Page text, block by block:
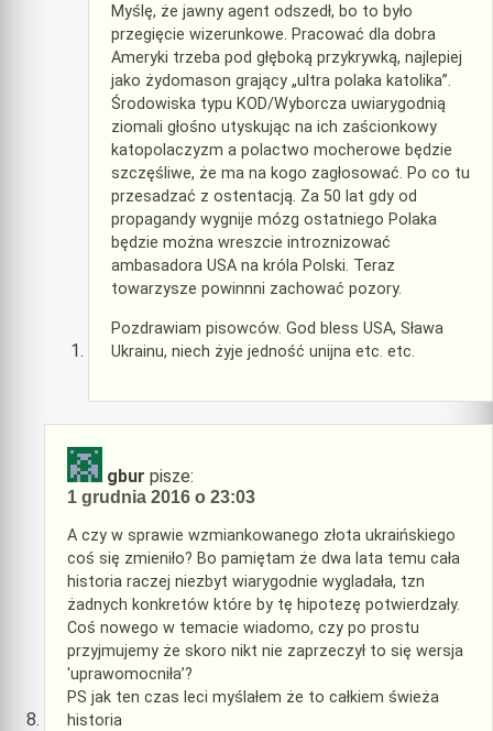
Myślę, że jawny agent odszedł, bo to było
przegięcie wizerunkowe. Pracować dla dobra
Ameryki trzeba pod głęboką przykrywką, najlepiej
jako żydomason grający „ultra polaka katolika”.
Środowiska typu KOD/Wyborcza uwiarygodnią
ziomali głośno utyskując na ich zaścionkowy
katopolaczyzm a polactwo mocherowe będzie
szczęśliwe, że ma na kogo zagłosować. Po co tu
przesadzać z ostentacją. Za 50 lat gdy od
propagandy wygnije mózg ostatniego Polaka
będzie można wreszcie introznizować
ambasadora USA na króla Polski. Teraz
towarzysze powinnni zachować pozory.
Pozdrawiam pisowców. God bless USA, Sława
Ukrainu, niech żyje jedność unijna etc. etc.
gbur pisze:
1 grudnia 2016 o 23:03
A czy w sprawie wzmiankowanego złota ukraińskiego
coś się zmieniło? Bo pamiętam że dwa lata temu cała
historia raczej niezbyt wiarygodnie wygladała, tzn
żadnych konkretów które by tę hipotezę potwierdzały.
Coś nowego w temacie wiadomo, czy po prostu
przyjmujemy że skoro nikt nie zaprzeczył to się wersja
'uprawomocniła’?
PS jak ten czas leci myślałem że to całkiem świeża
historia